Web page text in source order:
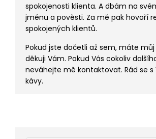
spokojenosti klienta. A dbám na
jménu a pověsti. Za mě pak hovoří
spokojených klientů.
Pokud jste dočetli až sem, máte
děkuji Vám. Pokud Vás cokoliv
neváhejte mě kontaktovat. Rád se s
kávy.